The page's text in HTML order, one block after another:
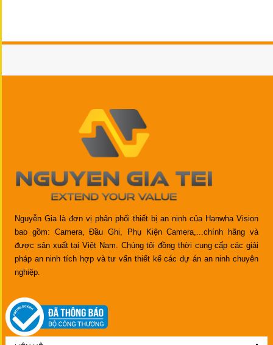
Nguyễn Gia là đơn vị phân phối thiết bị an ninh của Hanwha Vision
bao gồm: Camera, Đầu Ghi, Phụ Kiện Camera,...chính hãng và
được sản xuất tại Việt Nam. Chúng tôi đồng thời cung cấp các giải
pháp an ninh tích hợp và tư vấn thiết kế các dự án an ninh chuyên
nghiệp.